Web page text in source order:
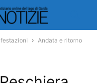
Andata e ritorno